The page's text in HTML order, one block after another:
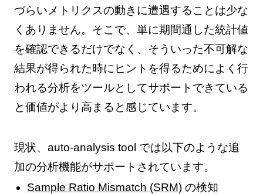
づらいメトリクスの動きに遭遇することは少な
くありません。そこで、単に期間通した統計値
を確認できるだけでなく、そういった不可解な
結果が得られた時にヒントを得るためによく行
われる分析をツールとしてサポートできている
と価値がより高まると感じています。
現状、auto-analysis tool では以下のような追
加の分析機能がサポートされています。
Sample Ratio Mismatch (SRM)の検知